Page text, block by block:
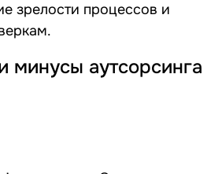
зрелости процессов и
минусы аутсорсинга